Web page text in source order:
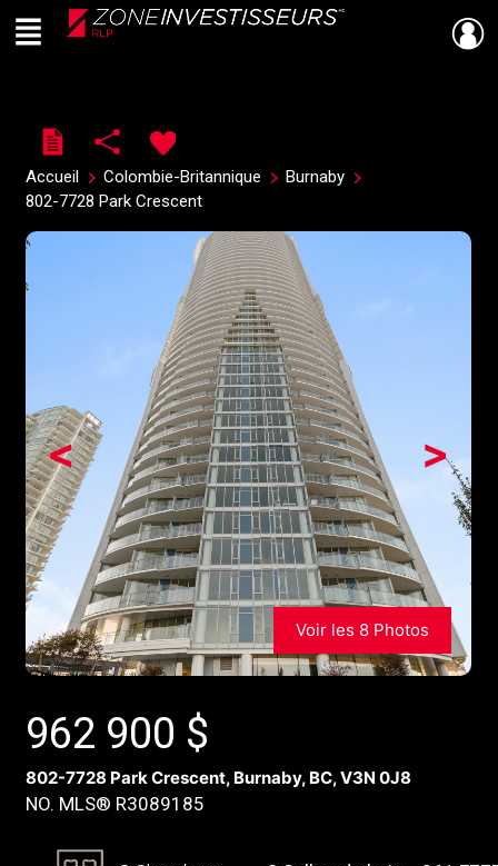
Live
En Direct
Menu
Accueil Colombie-Britannique
Burnaby
802-7728 Park Crescent
>
<
Voir les 8 Photos
962 900 $
802-7728 Park Crescent, Burnaby, BC, V3N 0J8
NO. MLS® R3089185